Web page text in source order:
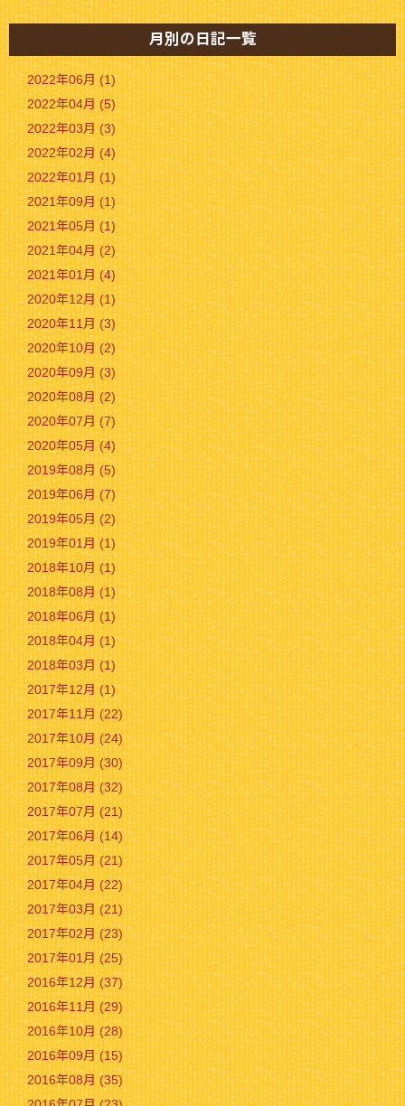
月別の日記一覧
2022年06月 (1)
2022年04月 (5)
2022年03月 (3)
2022年02月 (4)
2022年01月 (1)
2021年09月 (1)
2021年05月 (1)
2021年04月 (2)
2021年01月 (4)
2020年12月 (1)
2020年11月 (3)
2020年10月 (2)
2020年09月 (3)
2020年08月 (2)
2020年07月 (7)
2020年05月 (4)
2019年08月 (5)
2019年06月 (7)
2019年05月 (2)
2019年01月 (1)
2018年10月 (1)
2018年08月 (1)
2018年06月 (1)
2018年04月 (1)
2018年03月 (1)
2017年12月 (1)
2017年11月 (22)
2017年10月 (24)
2017年09月 (30)
2017年08月 (32)
2017年07月 (21)
2017年06月 (14)
2017年05月 (21)
2017年04月 (22)
2017年03月 (21)
2017年02月 (23)
2017年01月 (25)
2016年12月 (37)
2016年11月 (29)
2016年10月 (28)
2016年09月 (15)
2016年08月 (35)